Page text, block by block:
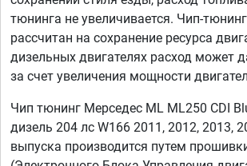
тюнинга не увеличивается. Чип-
рассчитан на сохранение ресурса
дизельных двигателях расход может
за счет увеличения мощности
Чип тюнинг Мерседес ML ML250 CDI
дизель 204 лс W166 2011, 2012, 2013,
выпуска производится путем